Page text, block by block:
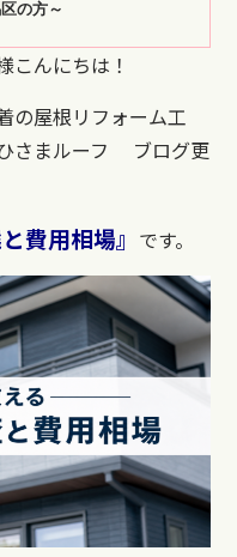
の方～
こんにちは！
の屋根リフォーム工
さまルーフ ブログ更
費用相場』 です。